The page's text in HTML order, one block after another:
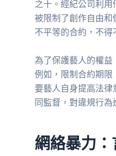
之十。經紀公司利
被限制了創作自由
不平等的合約，不得
為了保護藝人的權益
例如，限制合約期
要藝人自身提高法
同監督，對違規行為
網絡暴力